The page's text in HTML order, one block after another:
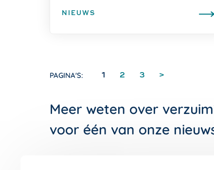
NIEUWS
PAGINA'S: 1 2 3 >
Meer weten over
voor één van onze